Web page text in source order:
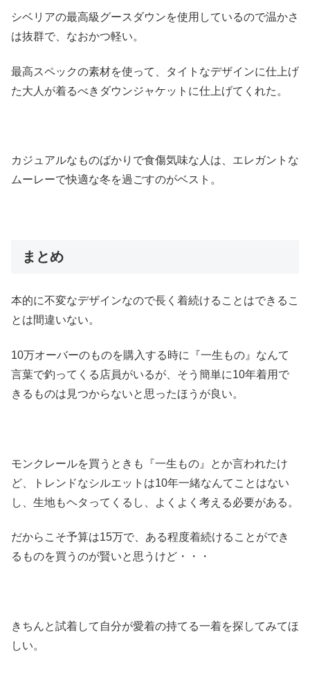
シベリアの最高級グースダウンを使用しているので温かさ
は抜群で、なおかつ軽い。
最高スペックの素材を使って、タイトなデザインに仕上げ
た大人が着るべきダウンジャケットに仕上げてくれた。
カジュアルなものばかりで食傷気味な人は、エレガントな
ムーレーで快適な冬を過ごすのがベスト。
まとめ
本的に不変なデザインなので長く着続けることはできるこ
とは間違いない。
10万オーバーのものを購入する時に『一生もの』なんて
言葉で釣ってくる店員がいるが、そう簡単に10年着用で
きるものは見つからないと思ったほうが良い。
モンクレールを買うときも『一生もの』とか言われたけ
ど、トレンドなシルエットは10年一緒なんてことはない
し、生地もヘタってくるし、よくよく考える必要がある。
だからこそ予算は15万で、ある程度着続けることができ
るものを買うのが賢いと思うけど・・・
きちんと試着して自分が愛着の持てる一着を探してみてほ
しい。